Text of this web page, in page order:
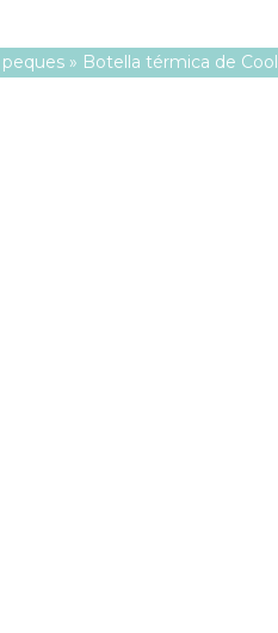
» Botella térmica de